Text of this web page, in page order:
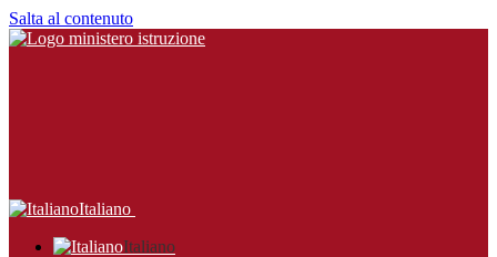
Salta al contenuto
Italiano
Italiano